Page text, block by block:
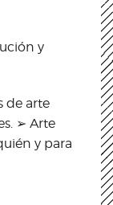
y
de arte
➢ Arte
y para